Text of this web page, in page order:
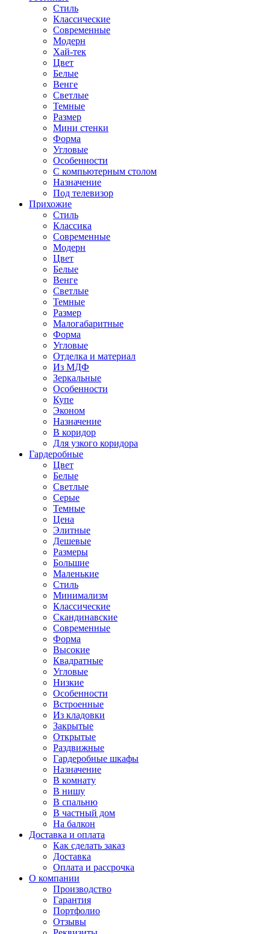
Стиль
Классические
Современные
Модерн
Хай-тек
Цвет
Белые
Венге
Светлые
Темные
Размер
Мини стенки
Форма
Угловые
Особенности
С компьютерным столом
Назначение
Под телевизор
Прихожие
Стиль
Классика
Современные
Модерн
Цвет
Белые
Венге
Светлые
Темные
Размер
Малогабаритные
Форма
Угловые
Отделка и материал
Из МДФ
Зеркальные
Особенности
Купе
Эконом
Назначение
В коридор
Для узкого коридора
Гардеробные
Цвет
Белые
Светлые
Серые
Темные
Цена
Элитные
Дешевые
Размеры
Большие
Маленькие
Стиль
Минимализм
Классические
Скандинавские
Современные
Форма
Высокие
Квадратные
Угловые
Низкие
Особенности
Встроенные
Из кладовки
Закрытые
Открытые
Раздвижные
Гардеробные шкафы
Назначение
В комнату
В нишу
В спальню
В частный дом
На балкон
Доставка и оплата
Как сделать заказ
Доставка
Оплата и рассрочка
О компании
Производство
Гарантия
Портфолио
Отзывы